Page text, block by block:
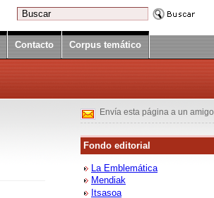
Contacto Corpus temático
Envía esta página a un amigo
Fondo editorial
La Emblemática
Mendiak
Itsasoa